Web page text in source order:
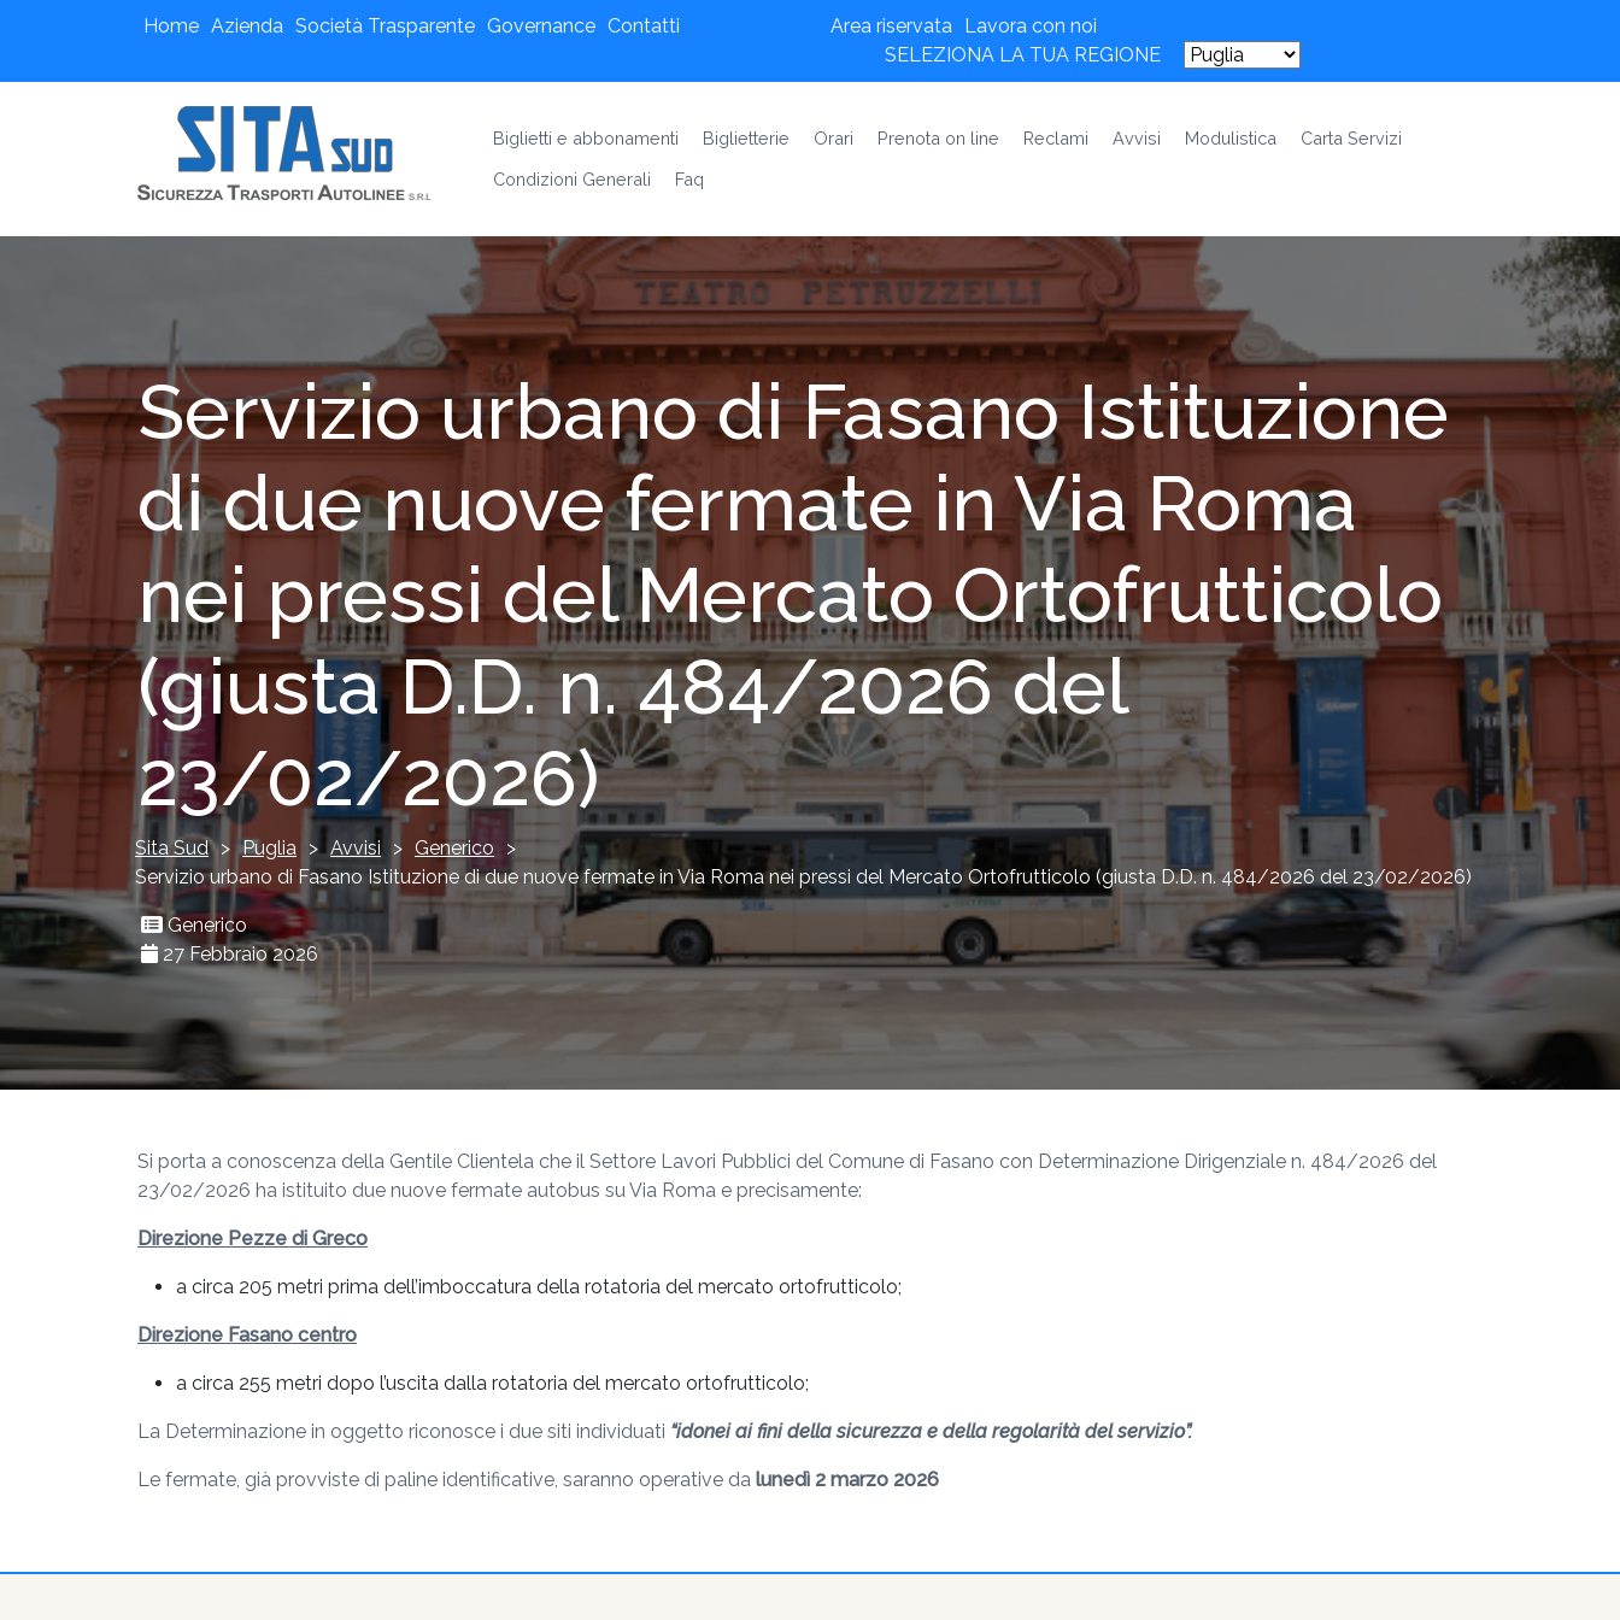
Home Azienda Società Trasparente Governance Contatti Area riservata Lavora con noi
SELEZIONA LA TUA REGIONE
Biglietti e abbonamenti Biglietterie Orari Prenota on line Reclami Avvisi Modulistica
Carta Servizi
Condizioni Generali
Faq
Servizio urbano di Fasano Istituzione
di due nuove fermate in Via Roma
nei pressi del Mercato Ortofrutticolo
(giusta D.D. n. 484/2026 del
23/02/2026)
Sita Sud > Puglia > Avvisi > Generico
>
Servizio urbano di Fasano Istituzione di due nuove fermate in Via Roma nei pressi del Mercato Ortofrutticolo (giusta D.D. n. 484/2026 del 23/02/2026)
Generico
27 Febbraio 2026
Si porta a conoscenza della Gentile Clientela che il Settore Lavori Pubblici del Comune di Fasano con Determinazione Dirigenziale n. 484/2026 del
23/02/2026 ha istituito due nuove fermate autobus su Via Roma e precisamente:
Direzione Pezze di Greco
a circa 205 metri prima dell’imboccatura della rotatoria del mercato ortofrutticolo;
Direzione Fasano centro
a circa 255 metri dopo l’uscita dalla rotatoria del mercato ortofrutticolo;
La Determinazione in oggetto riconosce i due siti individuati “idonei ai fini della sicurezza e della regolarità del servizio”.
Le fermate, già provviste di paline identificative, saranno operative da lunedì 2 marzo 2026